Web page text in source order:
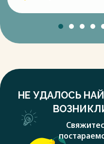
НЕ УДАЛОСЬ